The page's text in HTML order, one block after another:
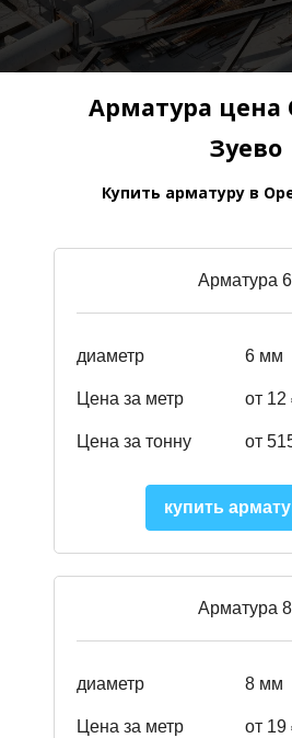
Арматура цена
Зуево
Купить арматуру в
Арматура 6
диаметр 6 мм
Цена за метр от 12
Цена за тонну от
купить
Арматура 8
диаметр 8 мм
Цена за метр от 19